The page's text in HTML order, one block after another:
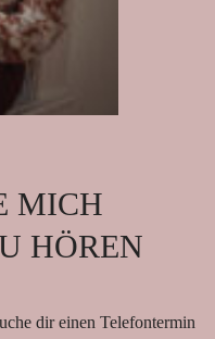
MICH
HÖREN
dir einen Telefontermin